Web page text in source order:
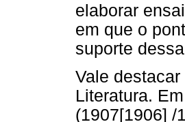
elaborar
em que o
suporte
Vale
Literatura. Em
(1907[1906] /